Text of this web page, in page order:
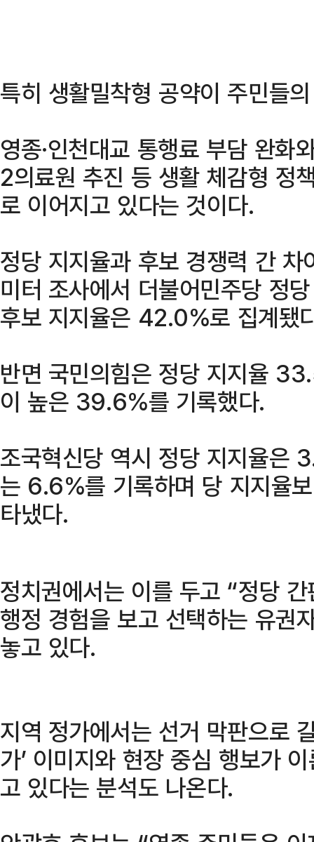
특히 생활밀착형 공약이 주민들
영종·인천대교 통행료 부담 완화
2의료원 추진 등 생활 체감형 정
로 이어지고 있다는 것이다.
정당 지지율과 후보 경쟁력 간
미터 조사에서 더불어민주당 정
후보 지지율은 42.0%로 집계됐
반면 국민의힘은 정당 지지율
이 높은 39.6%를 기록했다.
조국혁신당 역시 정당 지지율은
는 6.6%를 기록하며 당 지지율
타냈다.
정치권에서는 이를 두고 “정당
행정 경험을 보고 선택하는 유권
놓고 있다.
지역 정가에서는 선거 막판으로
가’ 이미지와 현장 중심 행보가
고 있다는 분석도 나온다.